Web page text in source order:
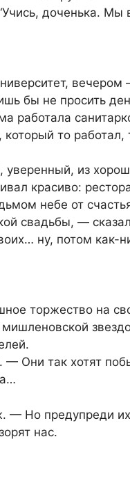
доченька. Мы
бы не просить
работала
то работал,
из
красиво:
небе от
свадьбы, —
ну, потом как-
торжество на
Они так хотят
— Но предупреди
нас.